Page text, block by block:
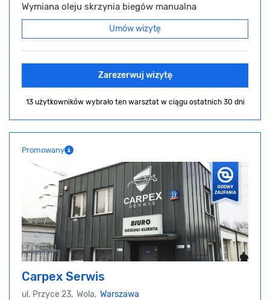
Wymiana oleju skrzynia biegów manualna
Umów wizytę
Zarezerwuj wizytę
13 użytkowników wybrało ten warsztat w ciągu ostatnich 30 dni
Promowany
Carpex Serwis
ul. Przyce 23, Wola, Warszawa